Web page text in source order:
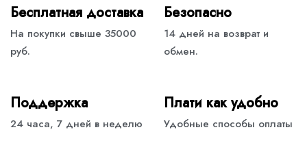
Бесплатная доставка
На покупки свыше 35000
руб.
Безопасно
14 дней на возврат и
обмен.
Поддержка
24 часа, 7 дней в неделю
Плати как удобно
Удобные способы оплаты